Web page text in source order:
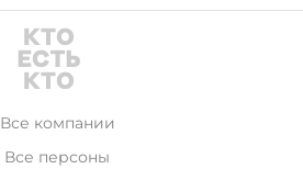
Все компании
Все персоны